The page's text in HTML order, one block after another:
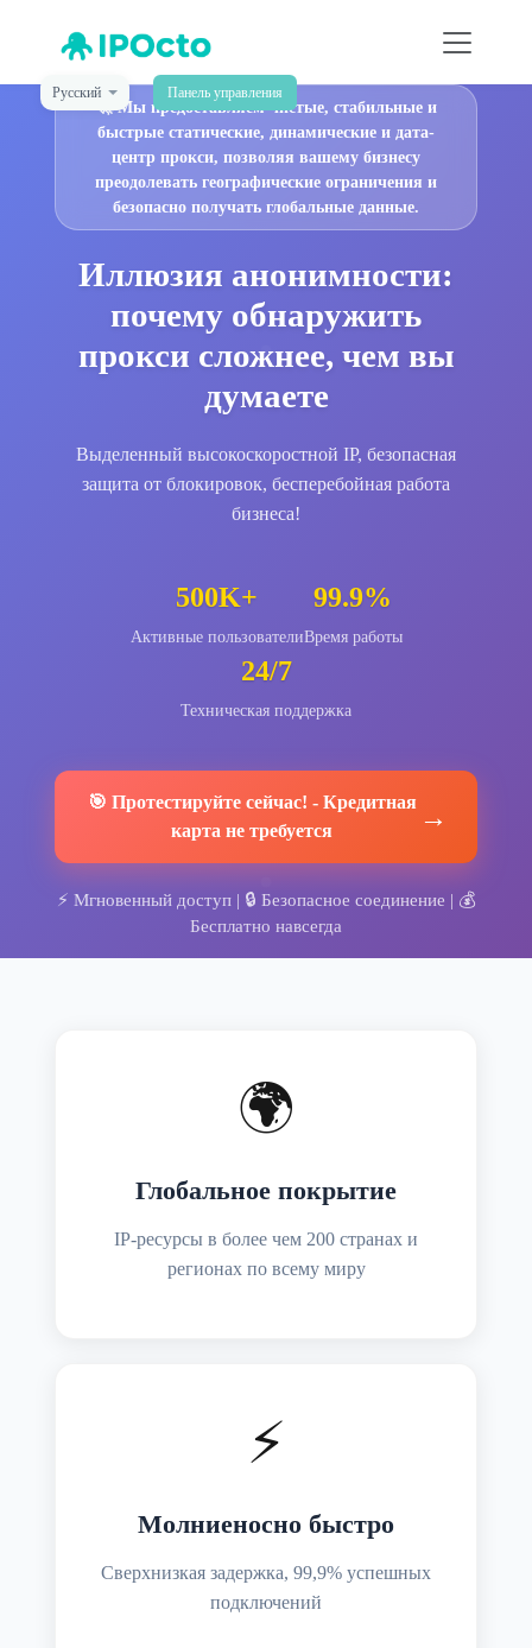
Русский Панель управления
🚀Мы предоставляем чистые, стабильные и
быстрые статические, динамические и дата-
центр прокси, позволяя вашему бизнесу
преодолевать географические ограничения и
безопасно получать глобальные данные.
Иллюзия анонимности:
почему обнаружить
прокси сложнее, чем вы
думаете
Выделенный высокоскоростной IP, безопасная
защита от блокировок, бесперебойная работа
бизнеса!
500K+
Активные пользователи
99.9%
Время работы
24/7
Техническая поддержка
🎯 Протестируйте сейчас! - Кредитная
карта не требуется
→
⚡ Мгновенный доступ| 🔒 Безопасное соединение | 💰
Бесплатно навсегда
🌍
Глобальное покрытие
IP-ресурсы в более чем 200 странах и
регионах по всему миру
⚡
Молниеносно быстро
Сверхнизкая задержка, 99,9% успешных
подключений